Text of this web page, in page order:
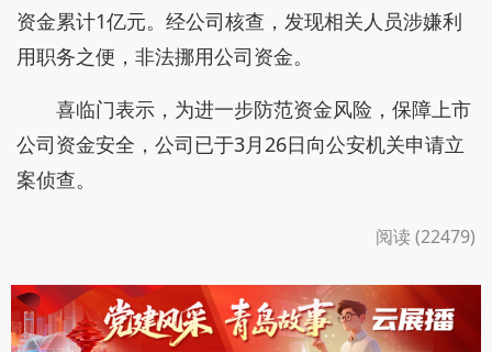
资金累计1亿元。经公司核查，发现相关人员涉嫌利
用职务之便，非法挪用公司资金。
喜临门表示，为进一步防范资金风险，保障上市
公司资金安全，公司已于3月26日向公安机关申请立
案侦查。
阅读 (22479)